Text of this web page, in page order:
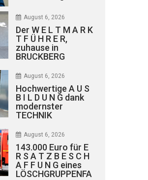
August 6, 2026
Der W E L T M A R K
T F Ü H R E R,
zuhause in
BRUCKBERG
August 6, 2026
Hochwertige A U S
B I L D U N G dank
modernster
TECHNIK
August 6, 2026
143.000 Euro für E
R S A T Z B E S C H
A F F U N G eines
LÖSCHGRUPPENFA